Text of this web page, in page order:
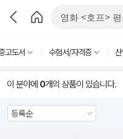
고도서 수험서/자격증
이 분야에 0개의 상품이 있습니다.